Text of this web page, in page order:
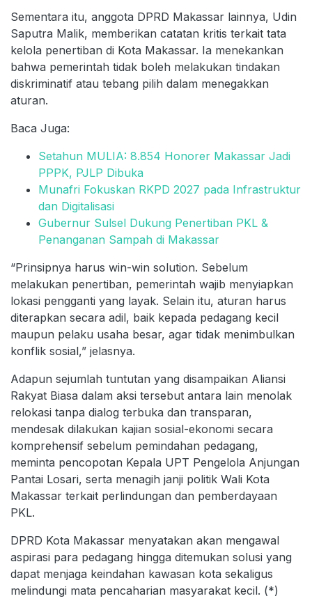
Sementara itu, anggota DPRD Makassar lainnya, Udin
Saputra Malik, memberikan catatan kritis terkait tata
kelola penertiban di Kota Makassar. Ia menekankan
bahwa pemerintah tidak boleh melakukan tindakan
diskriminatif atau tebang pilih dalam menegakkan
aturan.
Baca Juga:
Setahun MULIA: 8.854 Honorer Makassar Jadi
PPPK, PJLP Dibuka
Munafri Fokuskan RKPD 2027 pada Infrastruktur
dan Digitalisasi
Gubernur Sulsel Dukung Penertiban PKL &
Penanganan Sampah di Makassar
“Prinsipnya harus win-win solution. Sebelum
melakukan penertiban, pemerintah wajib menyiapkan
lokasi pengganti yang layak. Selain itu, aturan harus
diterapkan secara adil, baik kepada pedagang kecil
maupun pelaku usaha besar, agar tidak menimbulkan
konflik sosial,” jelasnya.
Adapun sejumlah tuntutan yang disampaikan Aliansi
Rakyat Biasa dalam aksi tersebut antara lain menolak
relokasi tanpa dialog terbuka dan transparan,
mendesak dilakukan kajian sosial-ekonomi secara
komprehensif sebelum pemindahan pedagang,
meminta pencopotan Kepala UPT Pengelola Anjungan
Pantai Losari, serta menagih janji politik Wali Kota
Makassar terkait perlindungan dan pemberdayaan
PKL.
DPRD Kota Makassar menyatakan akan mengawal
aspirasi para pedagang hingga ditemukan solusi yang
dapat menjaga keindahan kawasan kota sekaligus
melindungi mata pencaharian masyarakat kecil. (*)